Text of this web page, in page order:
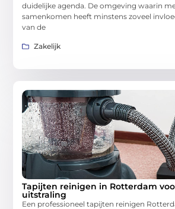
duidelijke agenda. De omgeving waarin
samenkomen heeft minstens zoveel
van de
Zakelijk
Tapijten reinigen in Rotterdam
uitstraling
Een professioneel tapijten reinigen